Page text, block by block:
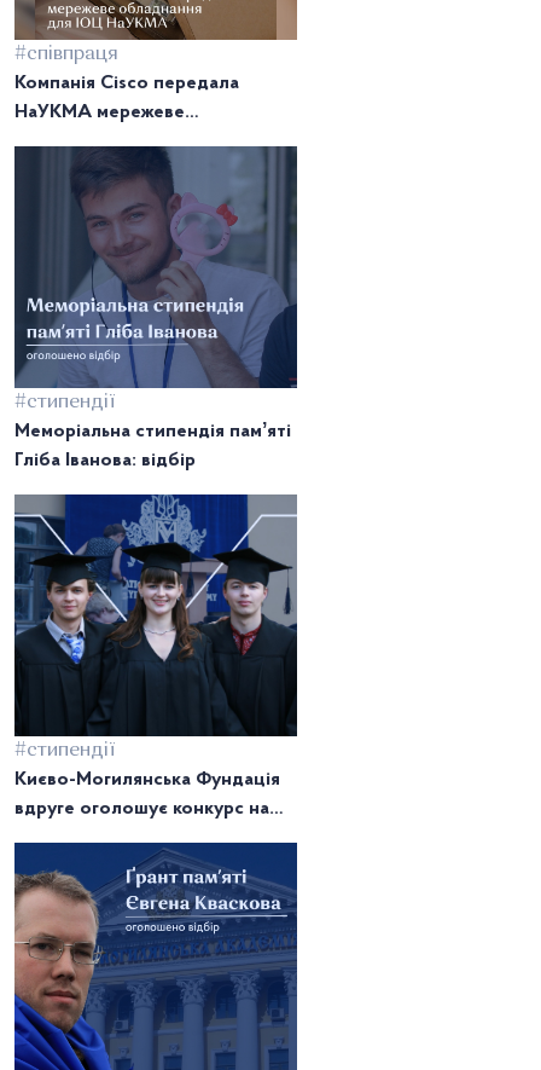
#співпраця
Компанія Cisco передала
НаУКМА мережеве
#стипендії
Меморіальна стипендія памʼяті
Гліба Іванова: відбір
#стипендії
Києво-Могилянська Фундація
вдруге оголошує конкурс на
Бойчуків